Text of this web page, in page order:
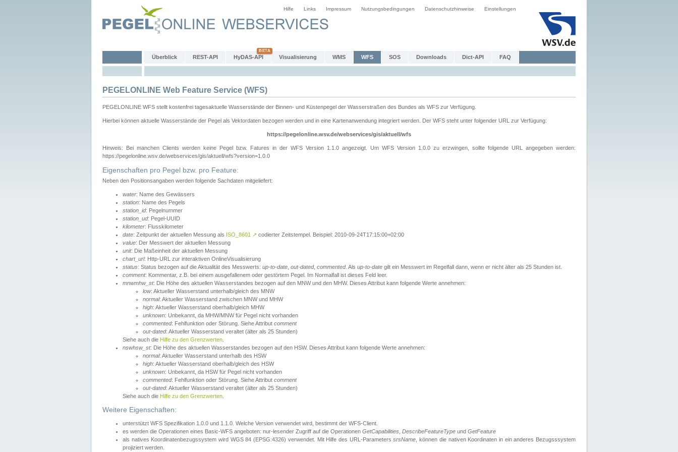
Hilfe Links Impressum Nutzungsbedingungen Datenschutzhinweise Einstellungen
Überblick REST-API HyDAS-API Visualisierung WMS WFS SOS Downloads Dict-API FAQ
PEGELONLINE Web Feature Service (WFS)
PEGELONLINE WFS stellt kostenfrei tagesaktuelle Wasserstände der Binnen- und Küstenpegel der Wasserstraßen des Bundes als WFS zur Verfügung.
Hierbei können aktuelle Wasserstände der Pegel als Vektordaten bezogen werden und in eine Kartenanwendung integriert werden. Der WFS steht unter folgender URL zur Verfügung:
https://pegelonline.wsv.de/webservices/gis/aktuell/wfs
Hinweis: Bei manchen Clients werden keine Pegel bzw. Fatures in der WFS Version 1.1.0 angezeigt. Um WFS Version 1.0.0 zu erzwingen, sollte folgende URL angegeben werden:
https://pegelonline.wsv.de/webservices/gis/aktuell/wfs?version=1.0.0
Eigenschaften pro Pegel bzw. pro Feature:
Neben den Positionsangaben werden folgende Sachdaten mitgeliefert:
water: Name des Gewässers
station: Name des Pegels
station_id: Pegelnummer
station_ud: Pegel-UUID
kilometer: Flusskilometer
date: Zeitpunkt der aktuellen Messung als ISO_8601 ↗ codierter Zeitstempel. Beispiel: 2010-09-24T17:15:00+02:00
value: Der Messwert der aktuellen Messung
unit: Die Maßeinheit der aktuellen Messung
chart_url: Http-URL zur interaktiven OnlineVisualisierung
status: Status bezogen auf die Aktualität des Messwerts: up-to-date out-dated, commented. Als up-to-date gilt ein Messwert im Regelfall dann, wenn er nicht älter als 25 Stunden ist.
comment: Kommentar, z.B. bei einem ausgefallenem oder gestörtem Pegel. Im Normalfall ist dieses Feld leer.
mnwmhw_st: Die Höhe des aktuellen Wasserstandes bezogen auf den MNW und den MHW. Dieses Attribut kann folgende Werte annehmen:
low: Aktueller Wasserstand unterhalb/gleich des MNW
normal: Aktueller Wasserstand zwischen MNW und MHW
high: Aktueller Wasserstand oberhalb/gleich MHW
unknown: Unbekannt, da MHW/MNW für Pegel nicht vorhanden
commented: Fehlfunktion oder Störung. Siehe Attribut comment
out-dated: Aktueller Wasserstand veraltet (älter als 25 Stunden)
Siehe auch die Hilfe zu den Grenzwerten
nswhsw_st: Die Höhe des aktuellen Wasserstandes bezogen auf den HSW. Dieses Attribut kann folgende Werte annehmen:
normal: Aktueller Wasserstand unterhalb des HSW
high: Aktueller Wasserstand oberhalb/gleich des HSW
unknown: Unbekannt, da HSW für Pegel nicht vorhanden
commented: Fehlfunktion oder Störung. Siehe Attribut comment
out-dated: Aktueller Wasserstand veraltet (älter als 25 Stunden)
Siehe auch die Hilfe zu den Grenzwerten
Weitere Eigenschaften:
unterstützt WFS Spezifikation 1.0.0 und 1.1.0. Welche Version verwendet wird, bestimmt der WFS-Client.
es werden die Operationen eines Basic-WFS angeboten: nur-lesender Zugriff auf die Operationen GetCapabilities DescribeFeatureType und GetFeature
als natives Koordinatenbezugssystem wird WGS 84 (EPSG:4326) verwendet. Mit Hilfe des URL-ParameterssrsName , können die nativen Koordinaten in ein anderes Bezugsssystem
projiziert werden.